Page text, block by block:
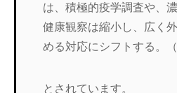
は、積極的疫学調査や、
健康観察は縮小し、広く
める対応にシフトする。
とされています。